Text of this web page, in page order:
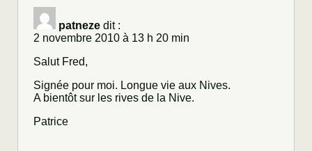
patneze dit :
2 novembre 2010 à 13 h 20 min
Salut Fred,
Signée pour moi. Longue vie aux Nives.
A bientôt sur les rives de la Nive.
Patrice